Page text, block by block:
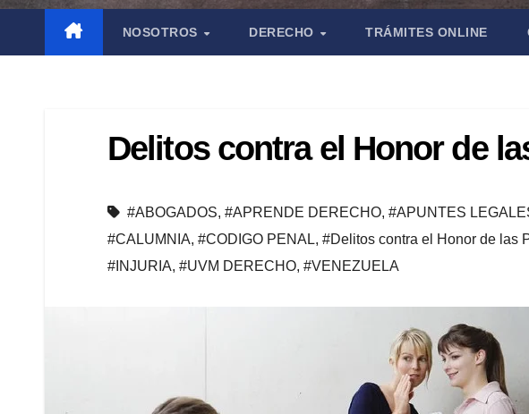
NOSOTROS DERECHO TRÁMITES ONLINE
Delitos contra el Honor de
#ABOGADOS, #APRENDE DERECHO, #APUNTES
#CALUMNIA, #CODIGO PENAL, #Delitos contra el Honor de las
#INJURIA, #UVM DERECHO, #VENEZUELA